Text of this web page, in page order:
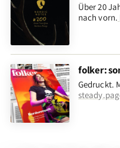
Über 20
nach vorn.
folker:
Gedruckt.